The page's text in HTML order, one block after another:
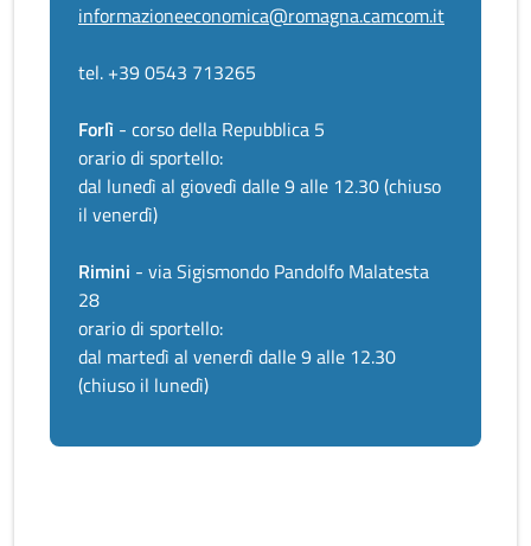
informazioneeconomica@romagna.camcom.it
tel. +39 0543 713265
Forlì - corso della Repubblica 5
orario di sportello:
dal lunedì al giovedì dalle 9 alle 12.30 (chiuso
il venerdì)
Rimini - via Sigismondo Pandolfo Malatesta
28
orario di sportello:
dal martedì al venerdì dalle 9 alle 12.30
(chiuso il lunedì)